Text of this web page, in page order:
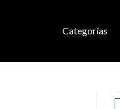
Categorías